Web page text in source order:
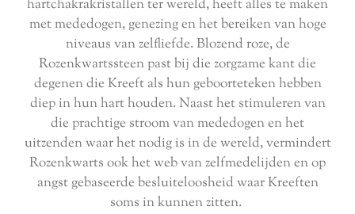
hartchakrakristallen ter wereld, heeft alles te maken
met mededogen, genezing en het bereiken van hoge
niveaus van zelfliefde. Blozend roze, de
Rozenkwartssteen past bij die zorgzame kant die
degenen die Kreeft als hun geboorteteken hebben
diep in hun hart houden. Naast het stimuleren van
die prachtige stroom van mededogen en het
uitzenden waar het nodig is in de wereld, vermindert
Rozenkwarts ook het web van zelfmedelijden en op
angst gebaseerde besluiteloosheid waar Kreeften
soms in kunnen zitten.